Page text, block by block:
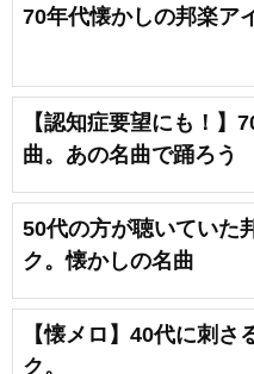
70年代懐かしの邦楽ア
【認知症要望にも！】
曲。あの名曲で踊ろう
50代の方が聴いていた
ク。懐かしの名曲
【懐メロ】40代に刺さ
ク。